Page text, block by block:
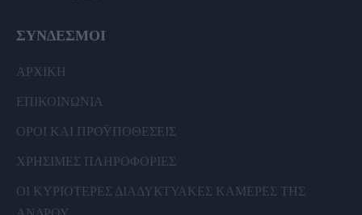
ΣΥΝΔΕΣΜΟΙ
ΑΡΧΙΚΗ
ΕΠΙΚΟΙΝΩΝΙΑ
ΟΡΟΙ ΚΑΙ ΠΡΟΫΠΟΘΕΣΕΙΣ
ΧΡΗΣΙΜΕΣ ΠΛΗΡΟΦΟΡΙΕΣ
ΟΙ ΚΥΡΙΟΤΕΡΕΣ ΔΙΑΔΥΚΤΥΑΚΕΣ ΚΑΜΕΡΕΣ ΤΗΣ